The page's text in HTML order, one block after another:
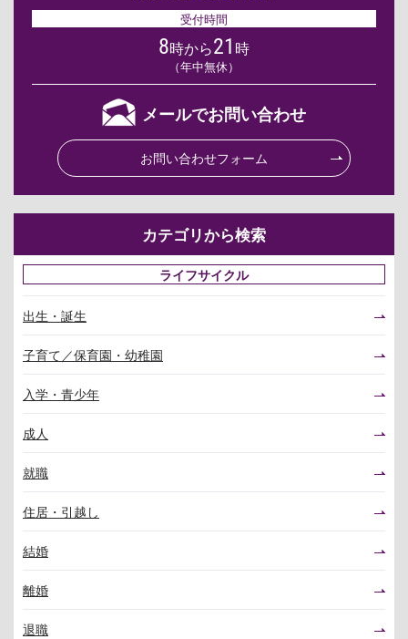
受付時間
8時から21 時
（年中無休）
メールでお問い合わせ
お問い合わせフォーム
カテゴリから検索
ライフサイクル
出生・誕生
子育て／保育園・幼稚園
入学・青少年
成人
就職
住居・引越し
結婚
離婚
退職